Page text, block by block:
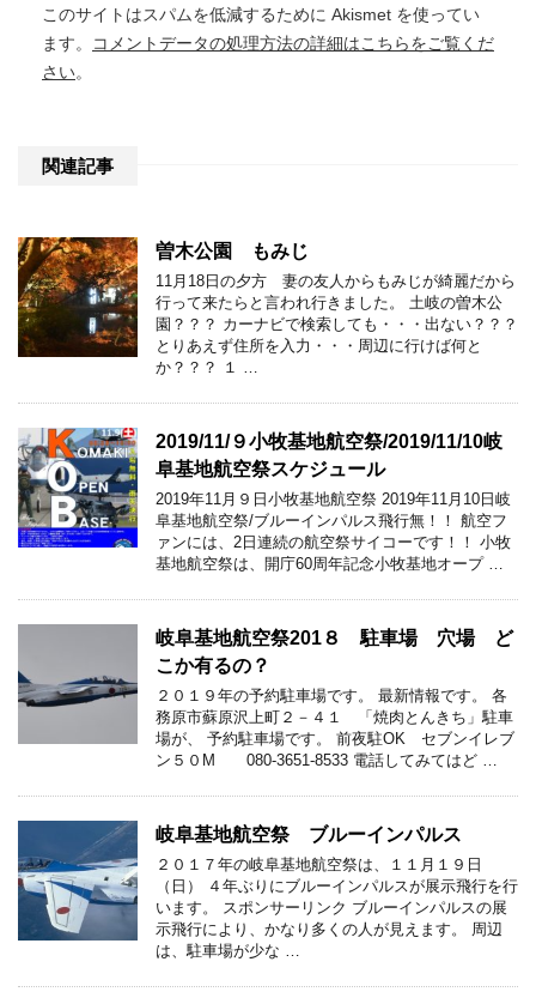
このサイトはスパムを低減するために Akismet を使ってい
ます。
コメントデータの処理方法の詳細はこちらをご覧くだ
さい。
関連記事
曽木公園 もみじ
11月18日の夕方 妻の友人からもみじが綺麗だから
行って来たらと言われ行きました。 土岐の曽木公
園？？？ カーナビで検索しても・・・出ない？？？
とりあえず住所を入力・・・周辺に行けば何と
か？？？ １ …
2019/11/９小牧基地航空祭/2019/11/10岐
阜基地航空祭スケジュール
2019年11月９日小牧基地航空祭 2019年11月10日岐
阜基地航空祭/ブルーインパルス飛行無！！ 航空フ
ァンには、2日連続の航空祭サイコーです！！ 小牧
基地航空祭は、開庁60周年記念小牧基地オープ …
岐阜基地航空祭201８ 駐車場 穴場 ど
こか有るの？
２０１９年の予約駐車場です。 最新情報です。 各
務原市蘇原沢上町２－４１ 「焼肉とんきち」駐車
場が、 予約駐車場です。 前夜駐OK セブンイレブ
ン５０M 080-3651-8533 電話してみてはど …
岐阜基地航空祭 ブルーインパルス
２０１７年の岐阜基地航空祭は、１１月１９日
（日） ４年ぶりにブルーインパルスが展示飛行を行
います。 スポンサーリンク ブルーインパルスの展
示飛行により、かなり多くの人が見えます。 周辺
は、駐車場が少な …